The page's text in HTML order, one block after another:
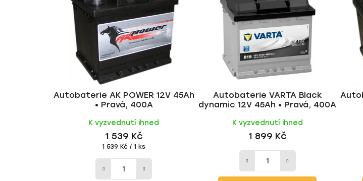
u
Autobaterie AK POWER 12V 45Ah
• Pravá, 400A
K vyzvednutí ihned
1 539 Kč
Měrná
1 539 Kč / 1 ks
Autobaterie VARTA Black
dynamic 12V 45Ah • Pravá, 400A
K vyzvednutí ihned
1 899 Kč